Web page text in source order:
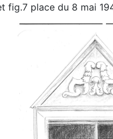
place du 8 mai